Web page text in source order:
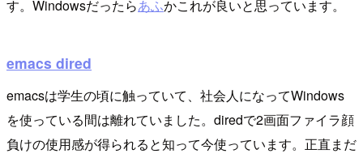
す。Windowsだったらあふかこれが良いと思っています。
emacs dired
emacsは学生の頃に触っていて、社会人になってWindows
を使っている間は離れていました。diredで2画面ファイラ顔
負けの使用感が得られると知って今使っています。正直まだ